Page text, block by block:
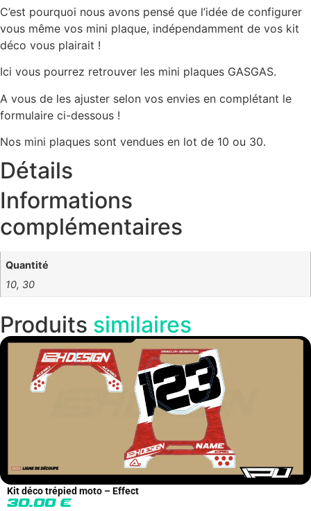
C’est pourquoi nous avons pensé que l’idée de configurer
vous même vos mini plaque, indépendamment de vos kit
déco vous plairait !
Ici vous pourrez retrouver les mini plaques GASGAS.
A vous de les ajuster selon vos envies en complétant le
formulaire ci-dessous !
Nos mini plaques sont vendues en lot de 10 ou 30.
Détails
Informations
complémentaires
Quantité
10, 30
Produits similaires
Kit déco trépied moto – Effect
30.00 €